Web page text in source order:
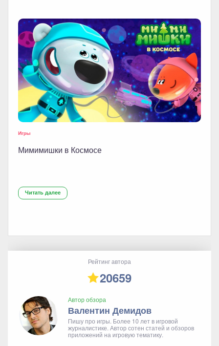
Игры
Мимимишки в Космосе
Читать далее
Рейтинг автора
20659
Автор обзора
Валентин Демидов
Пишу про игры. Более 10 лет в игровой
журналистике. Автор сотен статей и обзоров
приложений на игровую тематику.